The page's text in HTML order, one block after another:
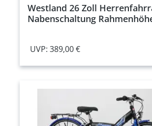
Westland 26 Zoll
Nabenschaltung
UVP: 389,00 €